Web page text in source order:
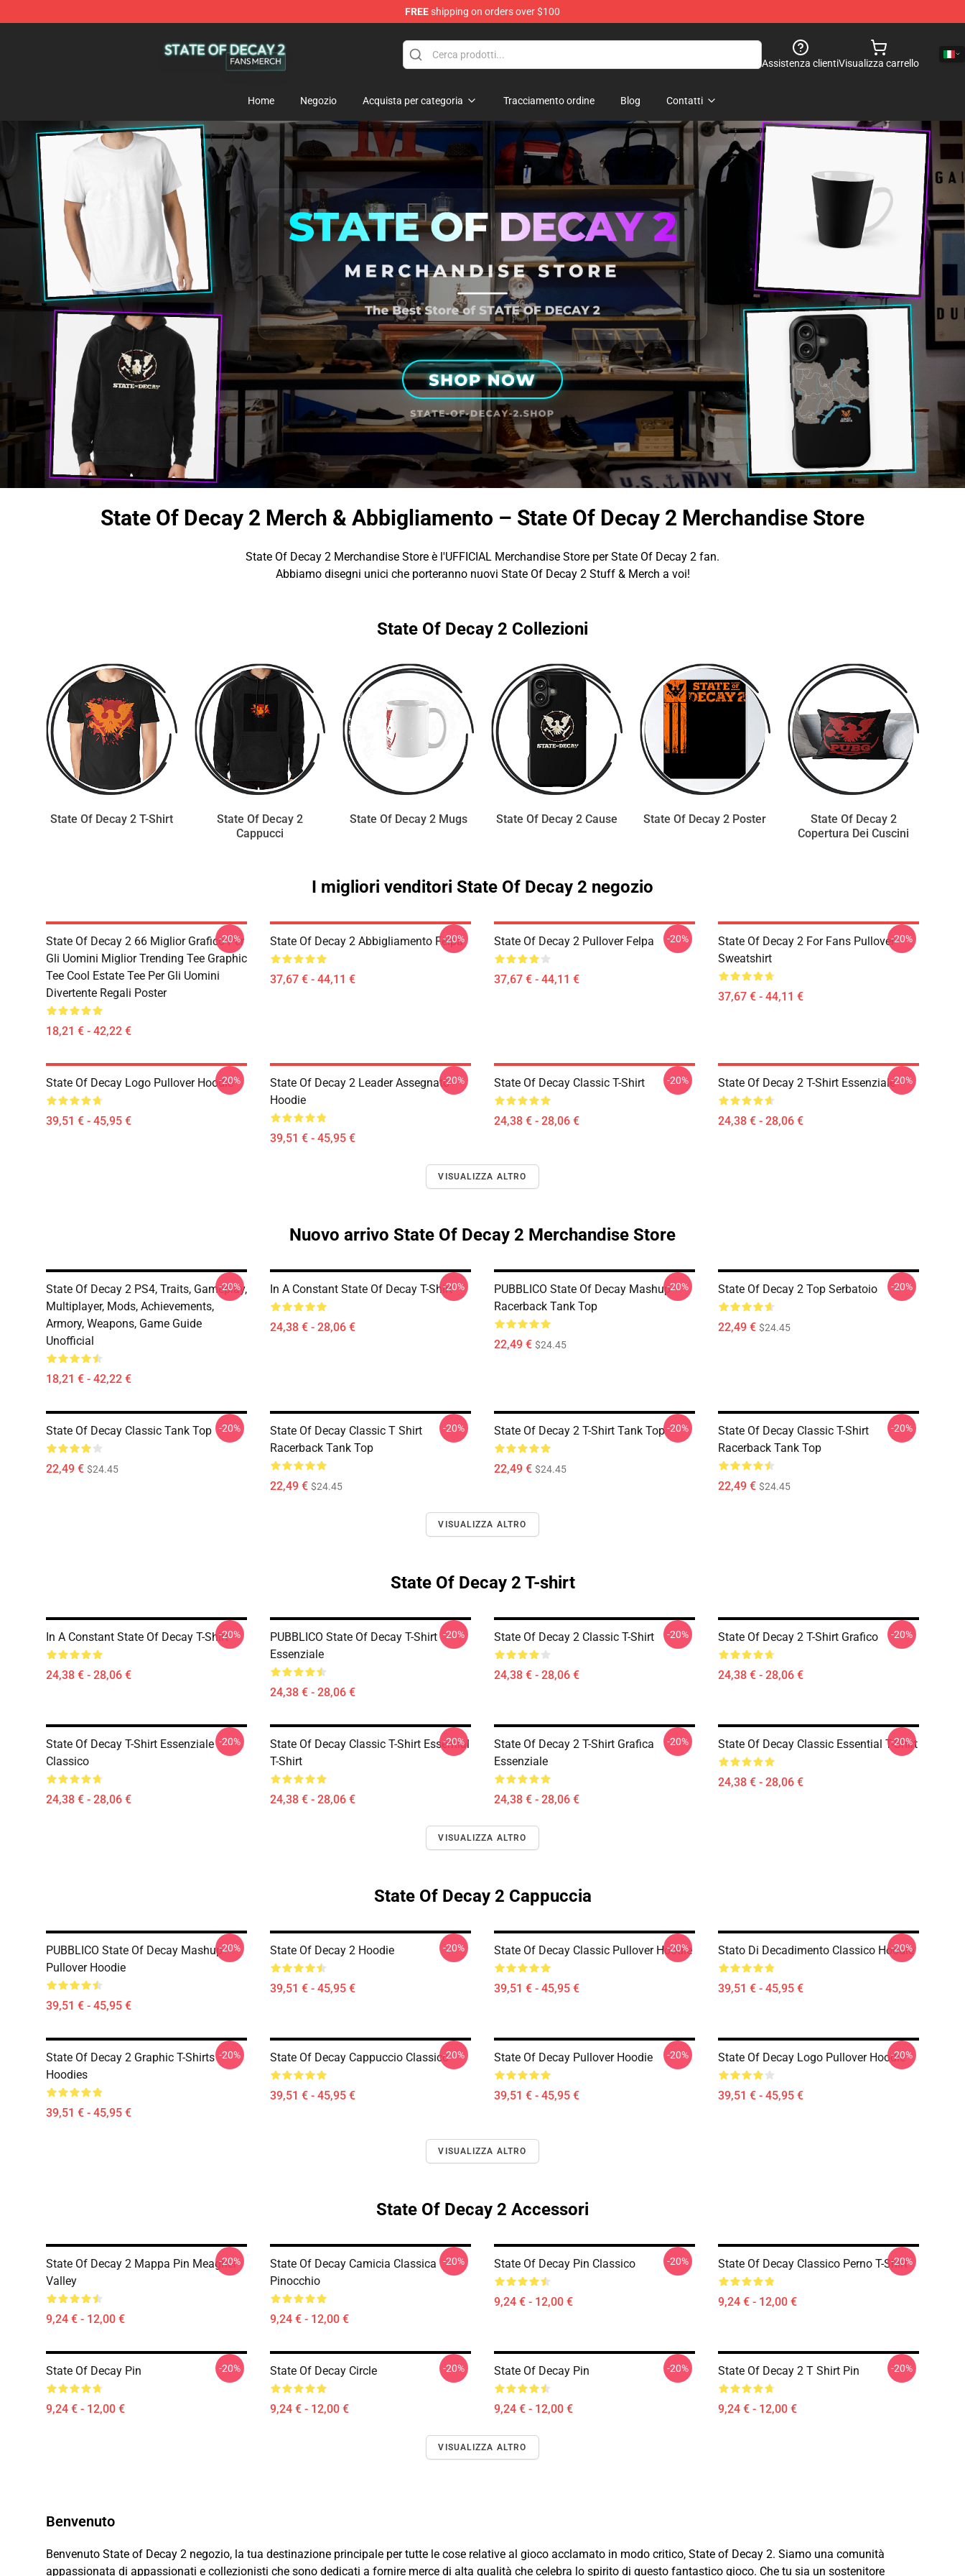
FREEshipping on orders over $100
Assistenza clientiVisualizza carrello
Home Negozio Acquista per categoria Tracciamento ordine Blog Contatti
State Of Decay 2 Merch & Abbigliamento – State Of Decay 2 Merchandise Store
State Of Decay 2 Merchandise Store è l'UFFICIAL Merchandise Store per State Of Decay 2 fan.
Abbiamo disegni unici che porteranno nuovi State Of Decay 2 Stuff & Merch a voi!
State Of Decay 2 Collezioni
State Of Decay 2 T-Shirt
State Of Decay 2
Cappucci
State Of Decay 2 Mugs State Of Decay 2 Cause State Of Decay 2 Poster
State Of Decay 2
Copertura Dei Cuscini
I migliori venditori State Of Decay 2 negozio
State Of Decay 2 66 Miglior Grafico Per
Gli Uomini Miglior Trending Tee Graphic
Tee Cool Estate Tee Per Gli Uomini
Divertente Regali Poster
18,21 € - 42,22 €
-20% State Of Decay 2 Abbigliamento Felpa
37,67 € - 44,11 €
-20% State Of Decay 2 Pullover Felpa
37,67 € - 44,11 €
-20%
State Of Decay 2 For Fans Pullover
Sweatshirt
37,67 € - 44,11 €
-20%
State Of Decay Logo Pullover Hoodie
39,51 € - 45,95 €
-20%
State Of Decay 2 Leader Assegnato
Hoodie
39,51 € - 45,95 €
-20% State Of Decay Classic T-Shirt
24,38 € - 28,06 €
-20% State Of Decay 2 T-Shirt Essenziale
24,38 € - 28,06 €
-20%
VISUALIZZA ALTRO
Nuovo arrivo State Of Decay 2 Merchandise Store
State Of Decay 2 PS4, Traits, Gameplay,
Multiplayer, Mods, Achievements,
Armory, Weapons, Game Guide
Unofficial
18,21 € - 42,22 €
-20% In A Constant State Of Decay T-Shirt
24,38 € - 28,06 €
-20%
PUBBLICO State Of Decay Mashup
Racerback Tank Top
22,49 € $24.45
-20% State Of Decay 2 Top Serbatoio
22,49 € $24.45
-20%
State Of Decay Classic Tank Top
22,49 € $24.45
-20%
State Of Decay Classic T Shirt
Racerback Tank Top
22,49 € $24.45
-20% State Of Decay 2 T-Shirt Tank Top
22,49 € $24.45
-20%
State Of Decay Classic T-Shirt
Racerback Tank Top
22,49 € $24.45
-20%
VISUALIZZA ALTRO
State Of Decay 2 T-shirt
In A Constant State Of Decay T-Shirt
24,38 € - 28,06 €
-20%
PUBBLICO State Of Decay T-Shirt
Essenziale
24,38 € - 28,06 €
-20% State Of Decay 2 Classic T-Shirt
24,38 € - 28,06 €
-20% State Of Decay 2 T-Shirt Grafico
24,38 € - 28,06 €
-20%
State Of Decay T-Shirt Essenziale
Classico
24,38 € - 28,06 €
-20%
State Of Decay Classic T-Shirt Essential
T-Shirt
24,38 € - 28,06 €
-20%
State Of Decay 2 T-Shirt Grafica
Essenziale
24,38 € - 28,06 €
-20% State Of Decay Classic Essential T-Shirt
24,38 € - 28,06 €
-20%
VISUALIZZA ALTRO
State Of Decay 2 Cappuccia
PUBBLICO State Of Decay Mashup
Pullover Hoodie
39,51 € - 45,95 €
-20% State Of Decay 2 Hoodie
39,51 € - 45,95 €
-20% State Of Decay Classic Pullover Hoodie
39,51 € - 45,95 €
-20% Stato Di Decadimento Classico Hoodie
39,51 € - 45,95 €
-20%
State Of Decay 2 Graphic T-Shirts
Hoodies
39,51 € - 45,95 €
-20% State Of Decay Cappuccio Classico
39,51 € - 45,95 €
-20% State Of Decay Pullover Hoodie
39,51 € - 45,95 €
-20% State Of Decay Logo Pullover Hoodie
39,51 € - 45,95 €
-20%
VISUALIZZA ALTRO
State Of Decay 2 Accessori
State Of Decay 2 Mappa Pin Meagher
Valley
9,24 € - 12,00 €
-20%
State Of Decay Camicia Classica
Pinocchio
9,24 € - 12,00 €
-20% State Of Decay Pin Classico
9,24 € - 12,00 €
-20% State Of Decay Classico Perno T-Shirt
9,24 € - 12,00 €
-20%
State Of Decay Pin
9,24 € - 12,00 €
-20% State Of Decay Circle
9,24 € - 12,00 €
-20% State Of Decay Pin
9,24 € - 12,00 €
-20% State Of Decay 2 T Shirt Pin
9,24 € - 12,00 €
-20%
VISUALIZZA ALTRO
Benvenuto
Benvenuto State of Decay 2 negozio, la tua destinazione principale per tutte le cose relative al gioco acclamato in modo critico, State of Decay 2. Siamo una comunità
appassionata di appassionati e collezionisti che sono dedicati a fornire merce di alta qualità che celebra lo spirito di questo fantastico gioco. Che tu sia un sostenitore